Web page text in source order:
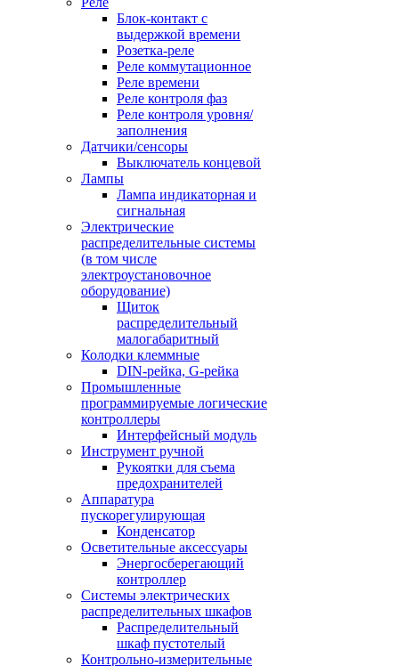
Блок-контакт с
выдержкой времени
Розетка-реле
Реле коммутационное
Реле времени
Реле контроля фаз
Реле контроля уровня/
заполнения
Датчики/сенсоры
Выключатель концевой
Лампы
Лампа индикаторная и
сигнальная
Электрические
распределительные системы
(в том числе
электроустановочное
оборудование)
Щиток
распределительный
малогабаритный
Колодки клеммные
DIN-рейка, G-рейка
Промышленные
программируемые логические
контроллеры
Интерфейсный модуль
Инструмент ручной
Рукоятки для съема
предохранителей
Аппаратура
пускорегулирующая
Конденсатор
Осветительные аксессуары
Энергосберегающий
контроллер
Системы электрических
распределительных шкафов
Распределительный
шкаф пустотелый
Контрольно-измерительные